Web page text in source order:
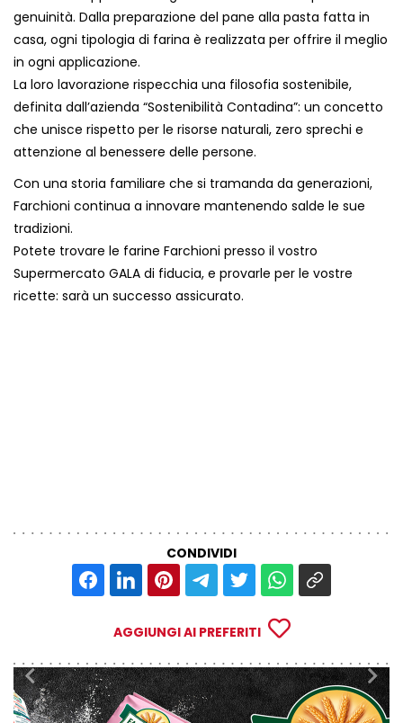
genuinità. Dalla preparazione del pane alla pasta fatta in
casa, ogni tipologia di farina è realizzata per offrire il meglio
in ogni applicazione.
La loro lavorazione rispecchia una filosofia sostenibile,
definita dall’azienda “Sostenibilità Contadina”: un concetto
che unisce rispetto per le risorse naturali, zero sprechi e
attenzione al benessere delle persone.
Con una storia familiare che si tramanda da generazioni,
Farchioni continua a innovare mantenendo salde le sue
tradizioni.
Potete trovare le farine Farchioni presso il vostro
Supermercato GALA di fiducia, e provarle per le vostre
ricette: sarà un successo assicurato.
CONDIVIDI
AGGIUNGI AI PREFERITI
Precedente